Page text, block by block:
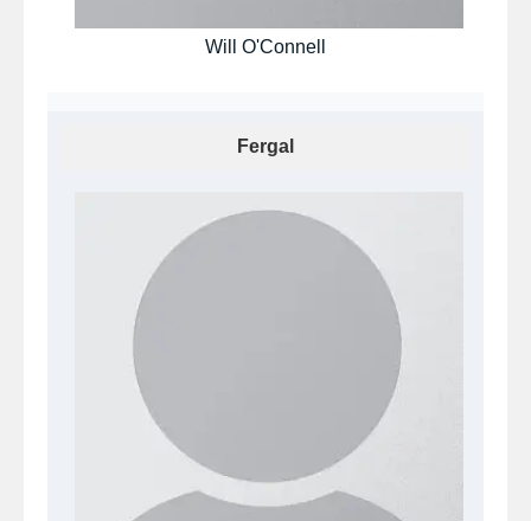
Will O'Connell
Fergal